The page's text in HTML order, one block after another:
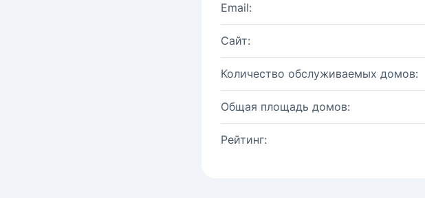
Email:
Сайт:
Количество обслуживаемых домов:
Общая площадь домов:
Рейтинг: